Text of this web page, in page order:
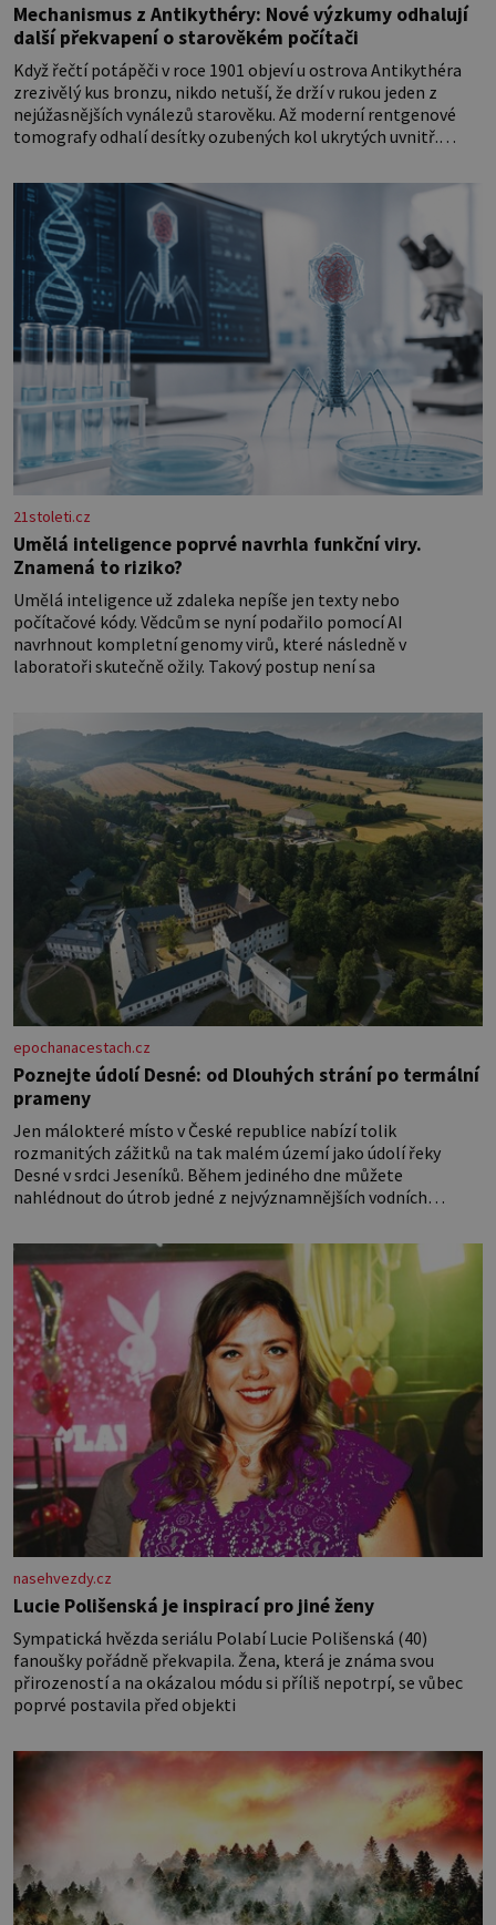
Mechanismus z Antikythéry: Nové výzkumy odhalují
další překvapení o starověkém počítači
Když řečtí potápěči v roce 1901 objeví u ostrova Antikythéra
zrezivělý kus bronzu, nikdo netuší, že drží v rukou jeden z
nejúžasnějších vynálezů starověku. Až moderní rentgenové
tomografy odhalí desítky ozubených kol ukrytých uvnitř.
známý analogový počítač na světě. Přesto ani po více než sto
letech výzkumu
21stoleti.cz
Umělá inteligence poprvé navrhla funkční viry.
Znamená to riziko?
Umělá inteligence už zdaleka nepíše jen texty nebo
počítačové kódy. Vědcům se nyní podařilo pomocí AI
navrhnout kompletní genomy virů, které následně v
laboratoři skutečně ožily. Takový postup není sa
epochanacestach.cz
Poznejte údolí Desné: od Dlouhých strání po termální
prameny
Jen málokteré místo v České republice nabízí tolik
rozmanitých zážitků na tak malém území jako údolí řeky
Desné v srdci Jeseníků. Během jediného dne můžete
nahlédnout do útrob jedné z nejvýznamnějších vodních
koloběžce a den zakončit poznáváním památek ve Velkých
Losinách nebo v termálním
nasehvezdy.cz
Lucie Polišenská je inspirací pro jiné ženy
Sympatická hvězda seriálu Polabí Lucie Polišenská (40)
fanoušky pořádně překvapila. Žena, která je známa svou
přirozeností a na okázalou módu si příliš nepotrpí, se vůbec
poprvé postavila před objekti